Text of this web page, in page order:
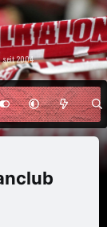
seit 2004